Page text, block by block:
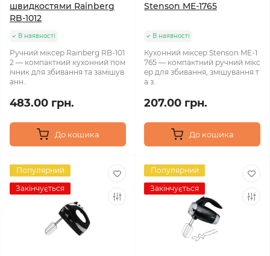
швидкостями Rainberg
RB-1012
В наявності
Ручний міксер Rainberg RB-101
2 — компактний кухонний пом
ічник для збивання та замішув
анн..
483.00 грн.
До кошика
Stenson ME-1765
В наявності
Кухонний міксер Stenson ME-1
765 — компактний ручний мікс
ер для збивання, змішування т
а з..
207.00 грн.
До кошика
Популярний
Закінчується
Популярний
Закінчується